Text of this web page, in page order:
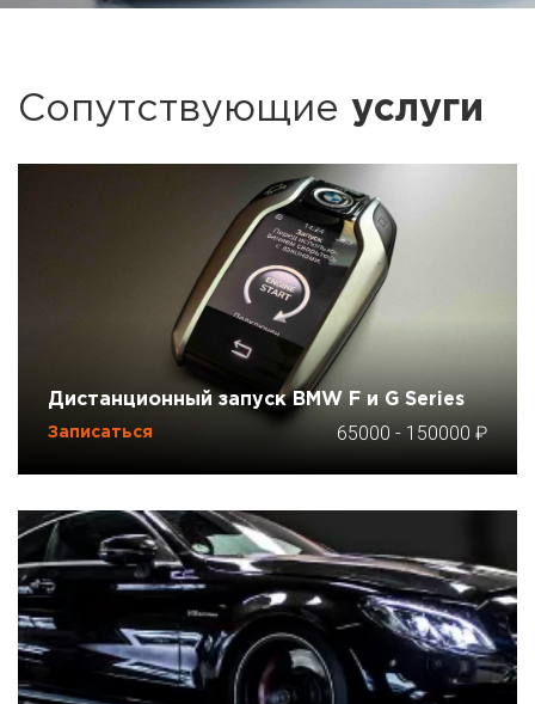
Сопутствующие услуги
Дистанционный запуск BMW F и G Series
Записаться 65000 - 150000